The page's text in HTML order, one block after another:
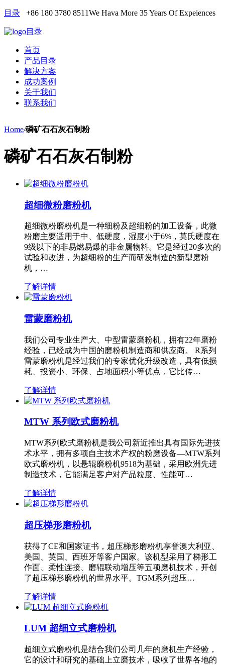
目录 +86 180 3780 8511We Hava More 35 Years Of Expeiences
目录
首页
产品目录
解决方案
成功案例
关于我们
联系我们
Home/磷矿石石灰石制粉
磷矿石石灰石制粉
超细微粉磨粉机
超细微粉磨粉机是一种细粉及超细粉的加工设备，此微
粉磨主要适用于中、低硬度，湿度小于6%，莫氏硬度在
9级以下的非易燃易爆的非金属物料。它是经过20多次的
试验和改进，为超细粉的生产而研发制造的新型磨粉
机，…
了解详情
雷蒙磨粉机
我们公司专业生产大、中型雷蒙磨粉机，拥有22年磨粉
经验，已经成为中国的磨粉机制造商和供应商。 R系列
雷蒙磨粉机是经过我们的专家优化升级改造，具有低损
耗、投资小、环保、占地面积小等优点，它比传…
了解详情
MTW 系列欧式磨粉机
MTW系列欧式磨粉机是我公司新近推出具有国际先进技
术水平，拥有多项自主技术产权的粉磨设备—MTW系列
欧式磨粉机，以悬辊磨粉机9518为基础，采用欧洲先进
制造技术，它能满足客户对产品粒度、性能可…
了解详情
超压梯形磨粉机
获得了CE和国家证书，超压梯形磨粉机享誉澳大利亚、
美国、英国、西班牙等客户国家。该机型采用了梯形工
作面、柔性连接、磨辊联动增压等五项磨机技术，开创
了超压梯形磨粉机的世界水平。TGM系列超压…
了解详情
LUM 超细立式磨粉机
超细立式磨粉机是结合我们公司几年的磨机生产经验，
它的设计和研究的基础上立磨技术，吸收了世界各地的